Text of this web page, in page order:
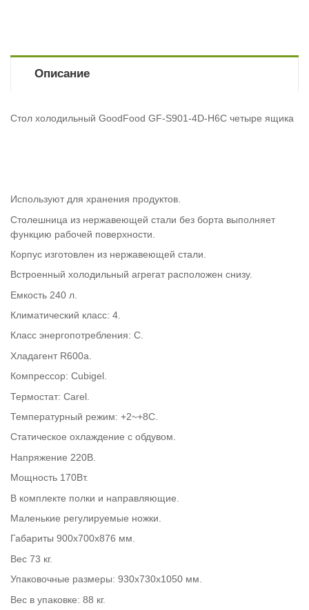
Описание
Стол холодильный GoodFood GF-S901-4D-H6C четыре ящика
Используют для хранения продуктов.
Столешница из нержавеющей стали без борта выполняет
функцию рабочей поверхности.
Корпус изготовлен из нержавеющей стали.
Встроенный холодильный агрегат расположен снизу.
Емкость 240 л.
Климатический класс: 4.
Класс энергопотребления: C.
Хладагент R600a.
Компрессор: Cubigel.
Термостат: Carel.
Температурный режим: +2~+8С.
Статическое охлаждение с обдувом.
Напряжение 220В.
Мощность 170Вт.
В комплекте полки и направляющие.
Маленькие регулируемые ножки.
Габариты 900х700х876 мм.
Вес 73 кг.
Упаковочные размеры: 930x730x1050 мм.
Вес в упаковке: 88 кг.